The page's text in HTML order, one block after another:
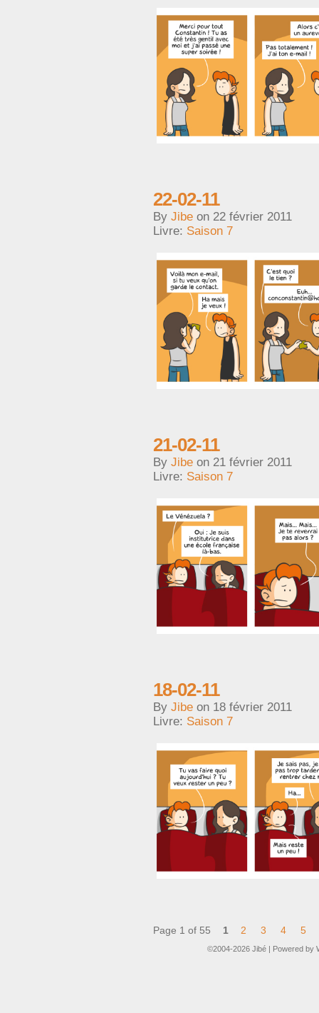
22-02-11
By Jibe on 22 février 2011
Livre: Saison 7
21-02-11
By Jibe on 21 février 2011
Livre: Saison 7
18-02-11
By Jibe on 18 février 2011
Livre: Saison 7
Page 1 of 55 1 2 3 4 5
©2004-2026 Jibé Powered by